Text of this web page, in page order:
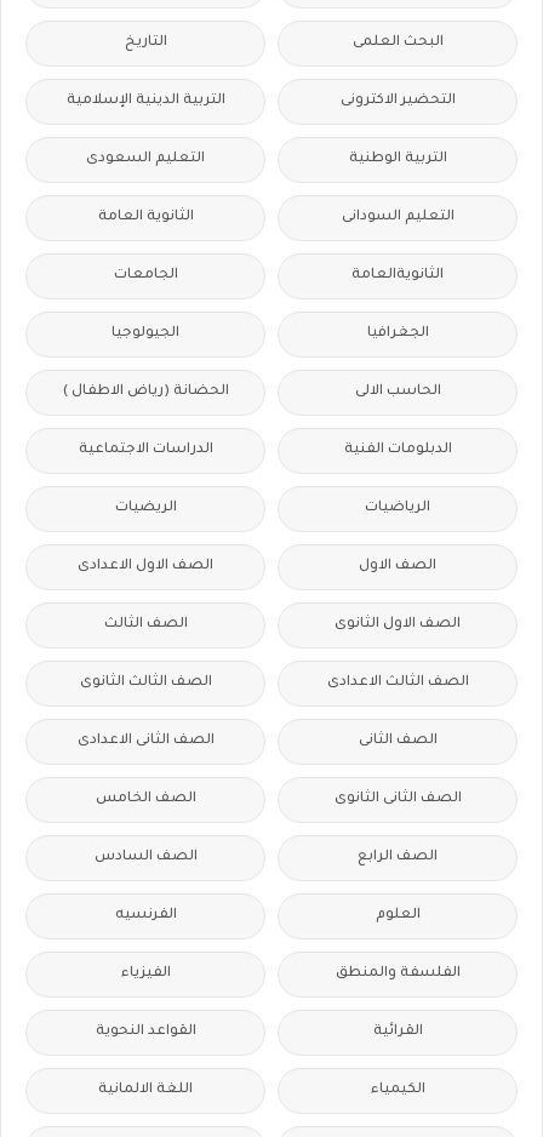
البحث العلمى التاريخ
التحضير الاكترونى التربية الدينية الإسلامية
التربية الوطنية التعليم السعودى
التعليم السودانى الثانوية العامة
الثانويةالعامة الجامعات
الجغرافيا الجيولوجيا
الحاسب الالى الحضانة (رياض الاطفال )
الدبلومات الفنية الدراسات الاجتماعية
الرياضيات الريضيات
الصف الاول الصف الاول الاعدادى
الصف الاول الثانوى الصف الثالث
الصف الثالث الاعدادى الصف الثالث الثانوى
الصف الثانى الصف الثانى الاعدادى
الصف الثانى الثانوى الصف الخامس
الصف الرابع الصف السادس
العلوم الفرنسيه
الفلسفة والمنطق الفيزياء
القرائية القواعد النحوية
الكيمياء اللغة الالمانية